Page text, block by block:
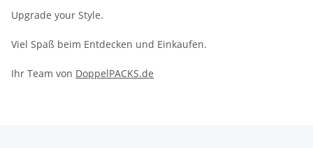
Upgrade your Style.
Viel Spaß beim Entdecken und Einkaufen.
Ihr Team von DoppelPACKS.de